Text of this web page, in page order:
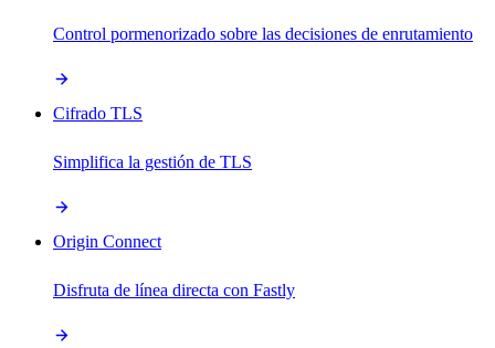
Control pormenorizado sobre las decisiones de enrutamiento
Cifrado TLS
Simplifica la gestión de TLS
Origin Connect
Disfruta de línea directa con Fastly